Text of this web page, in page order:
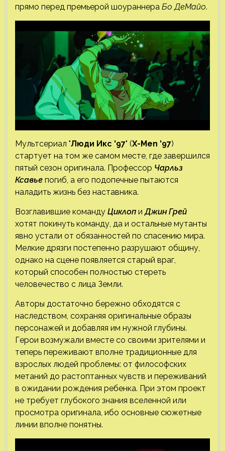
прямо перед премьерой шоураннера Бо ДеМайо.
Мультсериал "Люди Икс '97" (X-Men '97)
стартует на том же самом месте, где завершился
пятый сезон оригинала. Профессор Чарльз
Ксавье погиб, а его подопечные пытаются
наладить жизнь без наставника.
Возглавившие команду Циклоп и Джин Грей
хотят покинуть команду, да и остальные мутанты
явно устали от обязанностей по спасению мира.
Мелкие дрязги постепенно разрушают общину,
однако на сцене появляется старый враг,
который способен полностью стереть
человечество с лица Земли.
Авторы достаточно бережно обходятся с
наследством, сохраняя оригинальные образы
персонажей и добавляя им нужной глубины.
Герои возмужали вместе со своими зрителями и
теперь переживают вполне традиционные для
взрослых людей проблемы: от философских
метаний до растоптанных чувств и переживаний
в ожидании рождения ребенка. При этом проект
не требует глубокого знания вселенной или
просмотра оригинала, ибо основные сюжетные
линии вполне понятны.